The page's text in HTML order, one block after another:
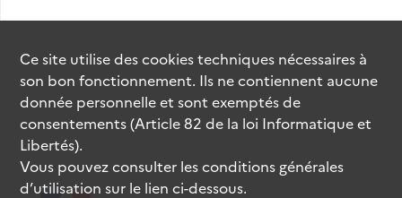
Ce site utilise descookiestechniques nécessaires à
son bon fonctionnement. Ils ne contiennent aucune
donnée personnelle et sont exemptés de
consentements (Article 82 de la loi Informatique et
Libertés).
Vous pouvez consulter les conditions générales
d’utilisation sur le lien ci-dessous.